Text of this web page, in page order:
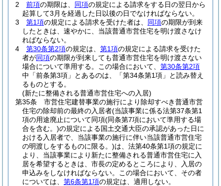
2
前項の期限は、 同項の規定による請求をする日の翌日から
起算して3月を経過した日以後の日でなければならない。
3
第1項の規定による請求を受けた者は、 同項の期限が到来
したときは、速やかに、当該普通市営住宅を明け渡さなけ
ればならない。
4
第30条第2項の規定は、 第1項の規定による請求を受けた
者が同項の期限が到来しても普通市営住宅を明け渡さない
場合について準用する。
この場合において、 第30条第2項
中「前条第3項」とあるのは、「第34条第1項」と読み替え
るものとする。
(新たに整備される普通市営住宅への入居)
第35条
市営住宅建替事業の施行により除却すべき普通市営
住宅の除却前の最終の入居者(当該事業に係る法第37条第1
項の用途廃止について同項(同条第7項において準用する場
合を含む。)の規定による国土交通大臣の承認があった日に
おける入居者で、当該事業の施行に伴い当該普通市営住宅
の明渡しをするものに限る。)は、法第40条第1項の規定に
より、当該事業により新たに整備される普通市営住宅に入
居を希望するときは、市長の定めるところにより、入居の
申込みをしなければならない。
この場合において、その者
については、 第6条第1項の規定は、適用しない。